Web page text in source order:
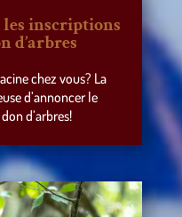
inscriptions
d’arbres
chez vous? La
d’annoncer le
d’arbres!